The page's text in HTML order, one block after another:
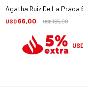
Agatha Ruiz De La Prada
USD 66,00 USD165,00
USD